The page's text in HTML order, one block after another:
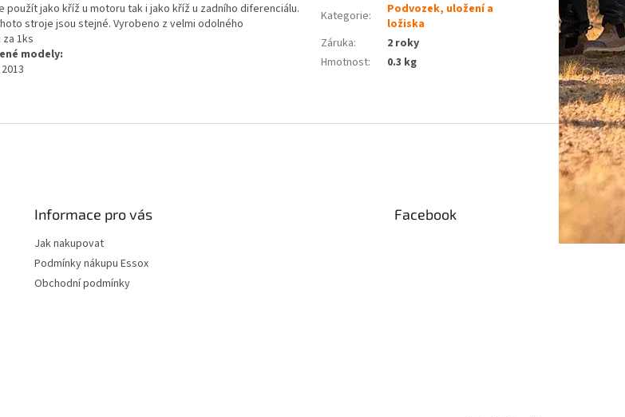
použít jako kříž u motoru tak i jako kříž u zadního diferenciálu.
stroje jsou stejné. Vyrobeno z velmi odolného
1ks
modely:
Kategorie:
Podvozek, uložení a
ložiska
Záruka:
2 roky
Hmotnost: 0.3 kg
Informace pro vás
Jak nakupovat
Podmínky nákupu Essox
Obchodní podmínky
Facebook